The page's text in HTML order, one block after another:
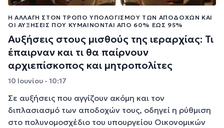
Η ΑΛΛΑΓΉ ΣΤΟΝ ΤΡΌΠΟ ΥΠΟΛΟΓΙΣΜΟΎ ΤΩΝ ΑΠΟΔΟΧΏΝ ΚΑΙ
ΟΙ ΑΥΞΉΣΕΙΣ ΠΟΥ ΚΥΜΑΊΝΟΝΤΑΙ ΑΠΌ 60% ΈΩΣ 95%
Αυξήσεις στους μισθούς της ιεραρχίας: Τι
έπαιρναν και τι θα παίρνουν
αρχιεπίσκοπος και μητροπολίτες
10 Ιουνίου - 10:17
Σε αυξήσεις που αγγίζουν ακόμη και τον
διπλασιασμό των αποδοχών τους, οδηγεί η ρύθμιση
στο πολυνομοσχέδιο του υπουργείου Οικονομικών